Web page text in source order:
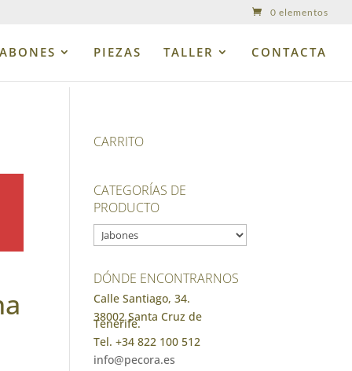
0 elementos
PIEZAS TALLER CONTACTA
CARRITO
CATEGORÍAS DE
PRODUCTO
DÓNDE ENCONTRARNOS
Calle Santiago, 34.
38002 Santa Cruz de
Tenerife.
Tel. +34 822 100 512
info@pecora.es